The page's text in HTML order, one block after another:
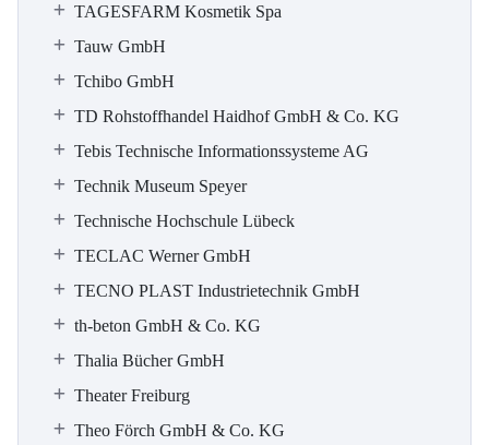
TAGESFARM Kosmetik Spa
Tauw GmbH
Tchibo GmbH
TD Rohstoffhandel Haidhof GmbH & Co. KG
Tebis Technische Informationssysteme AG
Technik Museum Speyer
Technische Hochschule Lübeck
TECLAC Werner GmbH
TECNO PLAST Industrietechnik GmbH
th-beton GmbH & Co. KG
Thalia Bücher GmbH
Theater Freiburg
Theo Förch GmbH & Co. KG